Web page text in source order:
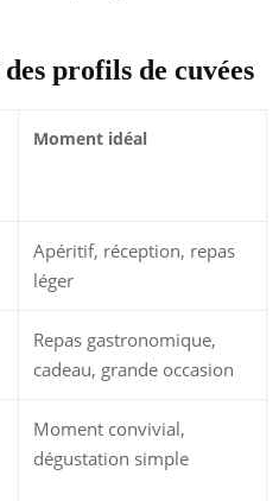
profils de cuvées
Moment idéal
Apéritif, réception, repas
léger
Repas gastronomique,
cadeau, grande occasion
Moment convivial,
dégustation simple